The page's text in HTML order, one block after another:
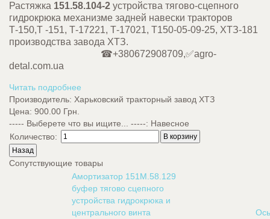
Растяжка 151.58.104-2 устройства тягово-сцепного
гидрокрюка механизме задней навески тракторов
Т-150,Т -151, Т-17221, Т-17021, Т150-05-09-25, ХТЗ-181
производства завода ХТЗ.
☎+380672908709,✅agro-
detal.com.ua
Читать подробнее
Производитель: Харьковский тракторный завод ХТЗ
Цена: 900.00 Грн.
----- Выберете что вы ищите... -----: Навесное
Количество:
Сопутствующие товары
Амортизатор 151М.58.129
буфер тягово сцепного
устройства гидрокрюка и
центрального винта